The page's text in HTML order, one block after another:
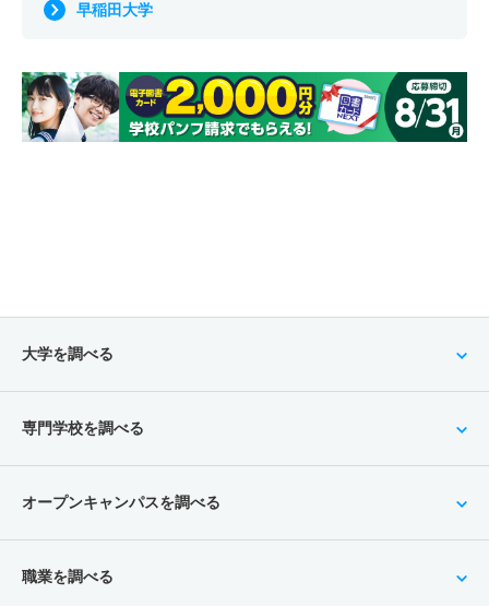
早稲田大学
大学を調べる
専門学校を調べる
オープンキャンパスを調べる
職業を調べる